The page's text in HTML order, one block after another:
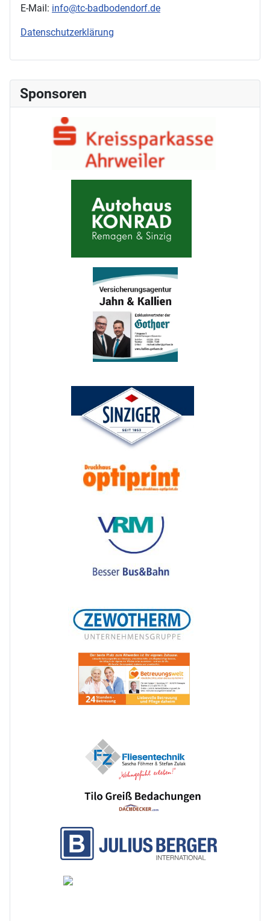
Sponsoren
E-Mail: info@tc-badbodendorf.de
Datenschutzerklärung